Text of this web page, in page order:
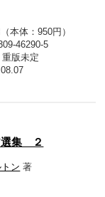
本体：950円）
46290-5
版未定
選集 ２
ン 著